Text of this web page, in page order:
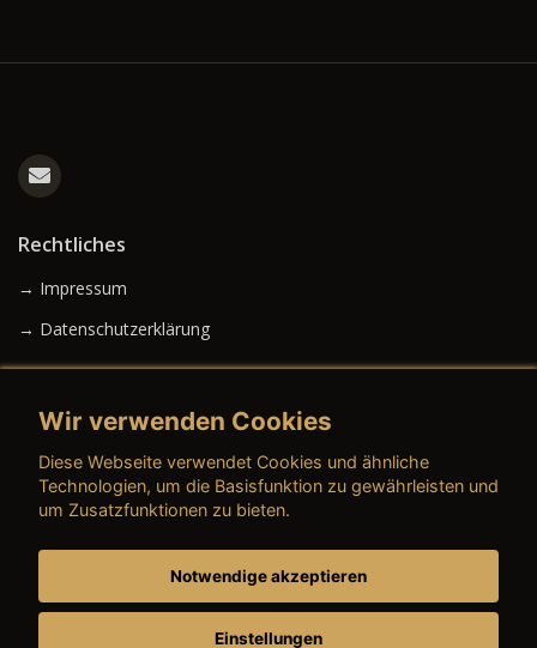
Rechtliches
→ Impressum
→ Datenschutzerklärung
→ AGB (Gebrauchtwagen)
→ AGB (Dienstleistungen)
Wir verwenden Cookies
Diese Webseite verwendet Cookies und ähnliche
Technologien, um die Basisfunktion zu gewährleisten und
um Zusatzfunktionen zu bieten.
Notwendige akzeptieren
Einstellungen